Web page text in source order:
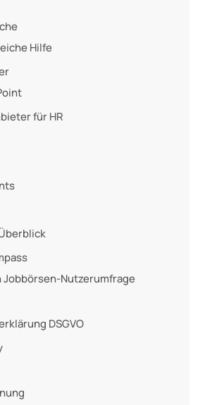
Hilfe
für HR
Jobbörsen-Nutzerumfrage
DSGVO